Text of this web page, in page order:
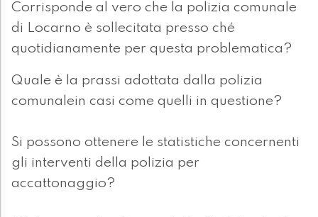
Corrisponde al vero che la polizia comunale
di Locarno è sollecitata presso ché
quotidianamente per questa problematica?
Quale è la prassi adottata dalla polizia
comunalein casi come quelli in questione?
Si possono ottenere le statistiche concernenti
gli interventi della polizia per
accattonaggio?